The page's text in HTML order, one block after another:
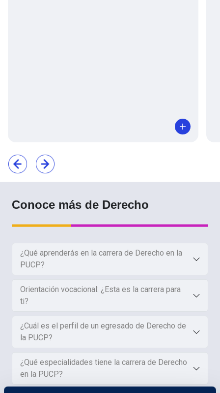
Conoce más de Derecho
¿Qué aprenderás en la carrera de Derecho en la
PUCP?
Orientación vocacional: ¿Esta es la carrera para
ti?
¿Cuál es el perfil de un egresado de Derecho de
la PUCP?
¿Qué especialidades tiene la carrera de Derecho
en la PUCP?